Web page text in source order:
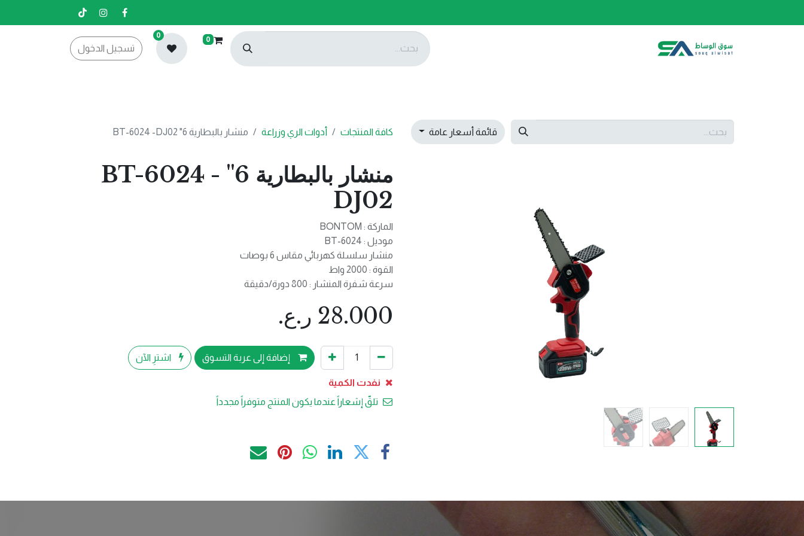
0
0
تسجيل الدخول
قائمة أسعار عامة كافة المنتجات أدوات الري وزراعة منشار بالبطارية 6" BT-6024 -DJ02
منشار بالبطارية 6" BT-6024 -
DJ02
الماركة : BONTOM
موديل : BT-6024
منشار سلسلة كهربائي مقاس 6 بوصات
القوة : 2000 واط
سرعة شفرة المنشار : 800 دورة/دقيقة
28.000 ر.ع.
إضافة إلى عربة التسوق اشترِ الآن
نفدت الكمية
تلقّ إشعاراً عندما يكون المنتج متوفراً مجدداً